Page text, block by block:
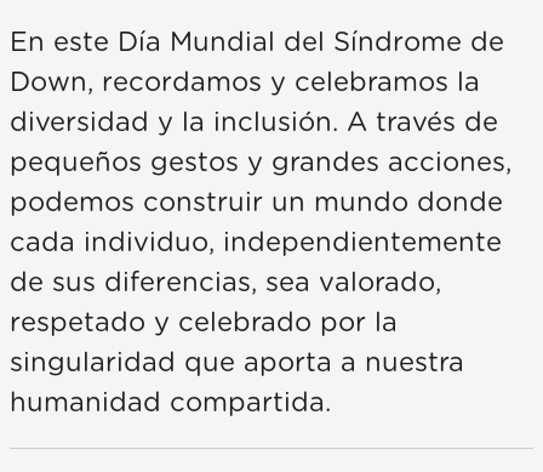
En este Día Mundial del Síndrome de
Down, recordamos y celebramos la
diversidad y la inclusión. A través de
pequeños gestos y grandes acciones,
podemos construir un mundo donde
cada individuo, independientemente
de sus diferencias, sea valorado,
respetado y celebrado por la
singularidad que aporta a nuestra
humanidad compartida.